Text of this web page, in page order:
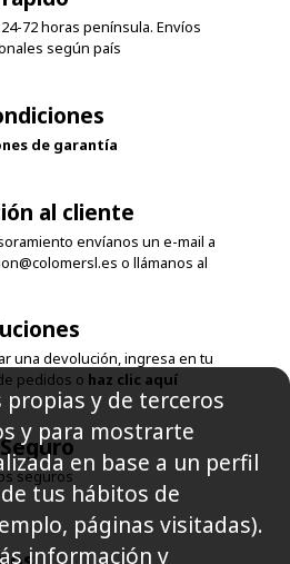
72 horas península. Envíos
según país
de garantía
al cliente
envíanos un e-mail a
o llámanos al
una devolución, ingresa en tu
pedidos o haz clic aquí
seguros
y de terceros
y para mostrarte
en base a un perfil
tus hábitos de
páginas visitadas).
información y